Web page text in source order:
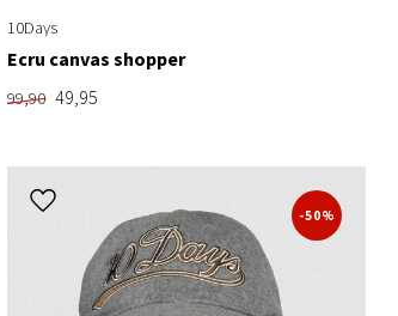
10Days
Ecru canvas shopper
99,90 49,95
-50%